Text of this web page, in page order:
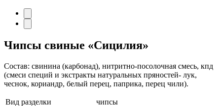
Чипсы свиные «Сицилия»
Состав: свинина (карбонад), нитритно-посолочная смесь, кпд
(смеси специй и экстракты натуральных пряностей- лук,
чеснок, кориандр, белый перец, паприка, перец чили).
Вид разделки
чипсы